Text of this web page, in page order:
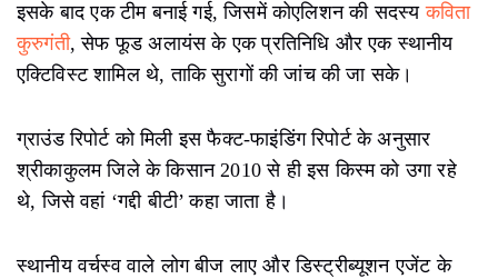
इसके बाद एक टीम बनाई गई, जिसमें कोएलिशन की सदस्यकविता
कुरुगंती, सेफ फूड अलायंस के एक प्रतिनिधि और एक स्थानीय
एक्टिविस्ट शामिल थे, ताकि सुरागों की जांच की जा सके।
ग्राउंड रिपोर्ट को मिली इस फैक्ट-फाइंडिंग रिपोर्ट के अनुसार
श्रीकाकुलम जिले के किसान 2010 से ही इस किस्म को उगा रहे
थे, जिसे वहां ‘गद्दी बीटी’ कहा जाता है।
स्थानीय वर्चस्व वाले लोग बीज लाए और डिस्ट्रीब्यूशन एजेंट के